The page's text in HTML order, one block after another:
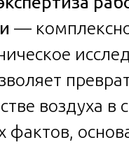
—
воздуха в
фактов,